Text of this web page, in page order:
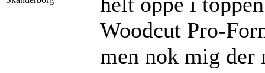
Woodcut Pro-
men nok mig der